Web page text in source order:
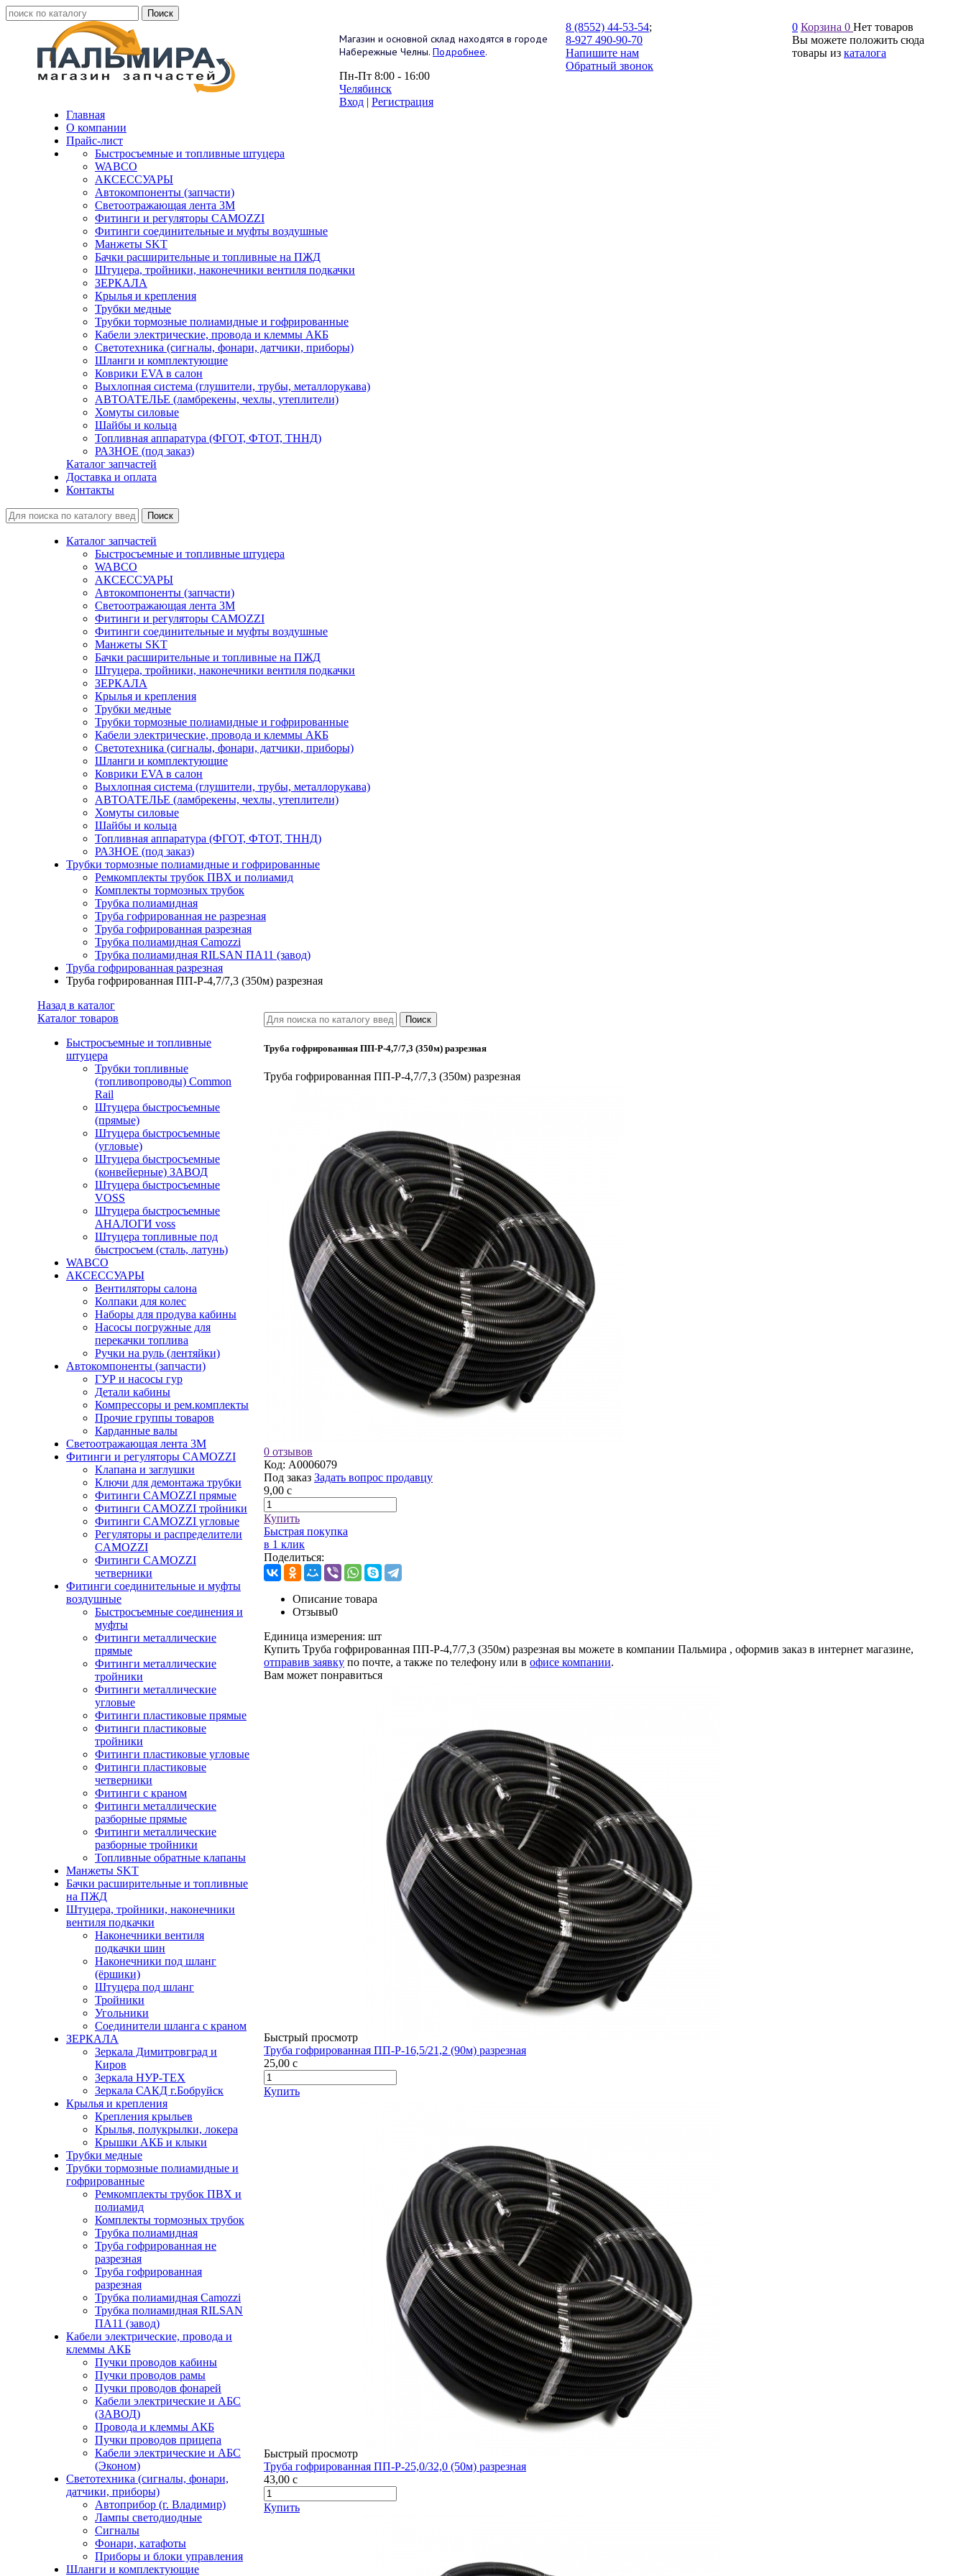
Магазин и основной склад находятся в городе
Набережные Челны. Подробнее.
Пн-Пт 8:00 - 16:00
Челябинск
Вход | Регистрация
8 (8552) 44-53-54;
8-927 490-90-70
Напишите нам
Обратный звонок
0 Корзина 0 Нет товаров
Вы можете положить сюда
товары из каталога
Главная
О компании
Прайс-лист
Быстросъемные и топливные штуцера
WABCO
АКСЕССУАРЫ
Автокомпоненты (запчасти)
Светоотражающая лента 3М
Фитинги и регуляторы CAMOZZI
Фитинги соединительные и муфты воздушные
Манжеты SKT
Бачки расширительные и топливные на ПЖД
Штуцера, тройники, наконечники вентиля подкачки
ЗЕРКАЛА
Крылья и крепления
Трубки медные
Трубки тормозные полиамидные и гофрированные
Кабели электрические, провода и клеммы АКБ
Светотехника (сигналы, фонари, датчики, приборы)
Шланги и комплектующие
Коврики EVA в салон
Выхлопная система (глушители, трубы, металлорукава)
АВТОАТЕЛЬЕ (ламбрекены, чехлы, утеплители)
Хомуты силовые
Шайбы и кольца
Топливная аппаратура (ФГОТ, ФТОТ, ТННД)
РАЗНОЕ (под заказ)
Каталог запчастей
Доставка и оплата
Контакты
Каталог запчастей
Быстросъемные и топливные штуцера
WABCO
АКСЕССУАРЫ
Автокомпоненты (запчасти)
Светоотражающая лента 3М
Фитинги и регуляторы CAMOZZI
Фитинги соединительные и муфты воздушные
Манжеты SKT
Бачки расширительные и топливные на ПЖД
Штуцера, тройники, наконечники вентиля подкачки
ЗЕРКАЛА
Крылья и крепления
Трубки медные
Трубки тормозные полиамидные и гофрированные
Кабели электрические, провода и клеммы АКБ
Светотехника (сигналы, фонари, датчики, приборы)
Шланги и комплектующие
Коврики EVA в салон
Выхлопная система (глушители, трубы, металлорукава)
АВТОАТЕЛЬЕ (ламбрекены, чехлы, утеплители)
Хомуты силовые
Шайбы и кольца
Топливная аппаратура (ФГОТ, ФТОТ, ТННД)
РАЗНОЕ (под заказ)
Трубки тормозные полиамидные и гофрированные
Ремкомплекты трубок ПВХ и полиамид
Комплекты тормозных трубок
Трубка полиамидная
Труба гофрированная не разрезная
Труба гофрированная разрезная
Трубка полиамидная Camozzi
Трубка полиамидная RILSAN ПА11 (завод)
Труба гофрированная разрезная
Труба гофрированная ПП-Р-4,7/7,3 (350м) разрезная
Назад в каталог
Каталог товаров
Быстросъемные и топливные
штуцера
Трубки топливные
(топливопроводы) Common
Rail
Штуцера быстросъемные
(прямые)
Штуцера быстросъемные
(угловые)
Штуцера быстросъемные
(конвейерные) ЗАВОД
Штуцера быстросъемные
VOSS
Штуцера быстросъемные
АНАЛОГИ voss
Штуцера топливные под
быстросъем (сталь, латунь)
WABCO
АКСЕССУАРЫ
Вентиляторы салона
Колпаки для колес
Наборы для продува кабины
Насосы погружные для
перекачки топлива
Ручки на руль (лентяйки)
Автокомпоненты (запчасти)
ГУР и насосы гур
Детали кабины
Компрессоры и рем.комплекты
Прочие группы товаров
Карданные валы
Светоотражающая лента 3М
Фитинги и регуляторы CAMOZZI
Клапана и заглушки
Ключи для демонтажа трубки
Фитинги CAMOZZI прямые
Фитинги CAMOZZI тройники
Фитинги CAMOZZI угловые
Регуляторы и распределители
CAMOZZI
Фитинги CAMOZZI
четверники
Фитинги соединительные и муфты
воздушные
Быстросъемные соединения и
муфты
Фитинги металлические
прямые
Фитинги металлические
тройники
Фитинги металлические
угловые
Фитинги пластиковые прямые
Фитинги пластиковые
тройники
Фитинги пластиковые угловые
Фитинги пластиковые
четверники
Фитинги с краном
Фитинги металлические
разборные прямые
Фитинги металлические
разборные тройники
Топливные обратные клапаны
Манжеты SKT
Бачки расширительные и топливные
на ПЖД
Штуцера, тройники, наконечники
вентиля подкачки
Наконечники вентиля
подкачки шин
Наконечники под шланг
(ёршики)
Штуцера под шланг
Тройники
Угольники
Соединители шланга с краном
ЗЕРКАЛА
Зеркала Димитровград и
Киров
Зеркала НУР-ТЕХ
Зеркала САКД г.Бобруйск
Крылья и крепления
Крепления крыльев
Крылья, полукрылки, локера
Крышки АКБ и клыки
Трубки медные
Трубки тормозные полиамидные и
гофрированные
Ремкомплекты трубок ПВХ и
полиамид
Комплекты тормозных трубок
Трубка полиамидная
Труба гофрированная не
разрезная
Труба гофрированная
разрезная
Трубка полиамидная Camozzi
Трубка полиамидная RILSAN
ПА11 (завод)
Кабели электрические, провода и
клеммы АКБ
Пучки проводов кабины
Пучки проводов рамы
Пучки проводов фонарей
Кабели электрические и АБС
(ЗАВОД)
Провода и клеммы АКБ
Пучки проводов прицепа
Кабели электрические и АБС
(Эконом)
Светотехника (сигналы, фонари,
датчики, приборы)
Автоприбор (г. Владимир)
Лампы светодиодные
Сигналы
Фонари, катафоты
Приборы и блоки управления
Шланги и комплектующие
Труба гофрированная ПП-Р-4,7/7,3 (350м) разрезная
Труба гофрированная ПП-Р-4,7/7,3 (350м) разрезная
0 отзывов
Код: A0006079
Под заказ Задать вопрос продавцу
9,00 c
Купить
Быстрая покупка
в 1 клик
Поделиться:
Описание товара
Отзывы0
Единица измерения: шт
Купить Труба гофрированная ПП-Р-4,7/7,3 (350м) разрезная вы можете в компании Пальмира , оформив заказ в интернет магазине,
отправив заявку по почте, а также по телефону или в офисе компании.
Вам может понравиться
Быстрый просмотр
Труба гофрированная ПП-Р-16,5/21,2 (90м) разрезная
25,00 c
Купить
Быстрый просмотр
Труба гофрированная ПП-Р-25,0/32,0 (50м) разрезная
43,00 c
Купить